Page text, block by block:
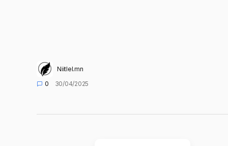
Niitlel.mn
0
30/04/2025